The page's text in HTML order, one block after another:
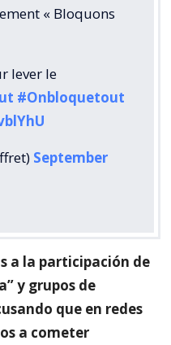
« Bloquons
lever le
#Onbloquetout
September
a la participación de
y grupos de
que en redes
a cometer